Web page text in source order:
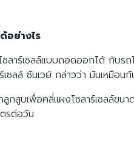
อย่างไร
ลาร์เซลล์แบบถอดออกได้ กับ
ซลล์ ซันเวย์ กล่าวว่า มันเหมือ
กสูบเพื่อคลี่แผงโซลาร์เซลล์ขน
รต่อวัน